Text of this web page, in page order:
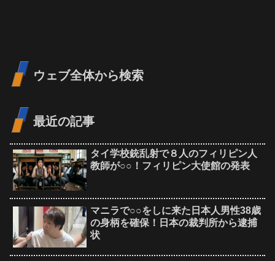
ウェブ全体から検索
最近の記事
タイ学校銃乱射で８人のフィリピン人
教師が○○！フィリピン大使館の発表
マニラで○○をしに来た日本人男性38歳
の身柄を確保！日本の裁判所から逮捕
状